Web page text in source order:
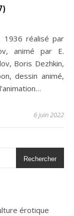
animé par E.
Boris Dezhkin,
dessin animé,
6 juin 2022
Rechercher
érotique